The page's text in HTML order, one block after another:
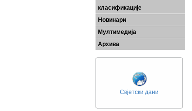
класификације
Новинари
Мултимедија
Архива
Свјетски дани